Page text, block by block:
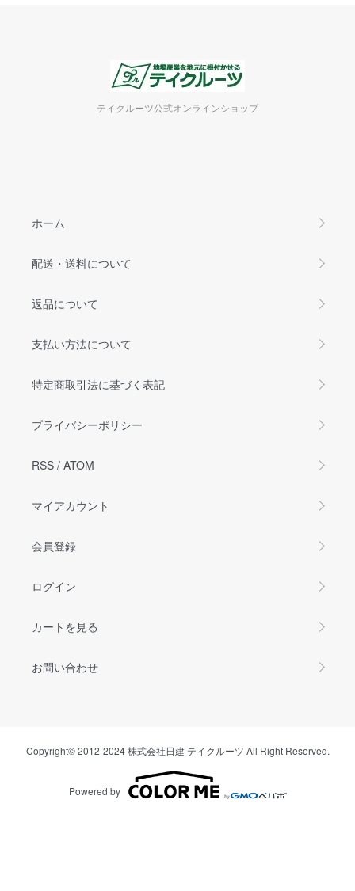
テイクルーツ公式オンラインショップ
ホーム
配送・送料について
返品について
支払い方法について
特定商取引法に基づく表記
プライバシーポリシー
RSS / ATOM
マイアカウント
会員登録
ログイン
カートを見る
お問い合わせ
Copyright© 2012-2024 株式会社日建 テイクルーツ All Right Reserved.
Powered by